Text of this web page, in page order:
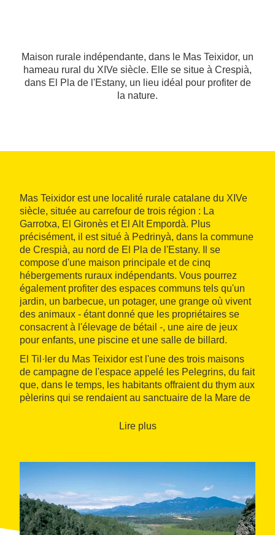
Maison rurale indépendante, dans le Mas Teixidor, un
hameau rural du XIVe siècle. Elle se situe à Crespià,
dans El Pla de l'Estany, un lieu idéal pour profiter de
la nature.
Mas Teixidor est une localité rurale catalane du XIVe
siècle, située au carrefour de trois région : La
Garrotxa, El Gironès et El Alt Empordà. Plus
précisément, il est situé à Pedrinyà, dans la commune
de Crespià, au nord de El Pla de l'Estany. Il se
compose d'une maison principale et de cinq
hébergements ruraux indépendants. Vous pourrez
également profiter des espaces communs tels qu'un
jardin, un barbecue, un potager, une grange où vivent
des animaux - étant donné que les propriétaires se
consacrent à l'élevage de bétail -, une aire de jeux
pour enfants, une piscine et une salle de billard.
El Til·ler du Mas Teixidor est l'une des trois maisons
de campagne de l'espace appelé les Pelegrins, du fait
que, dans le temps, les habitants offraient du thym aux
pèlerins qui se rendaient au sanctuaire de la Mare de
la randonnée, la marche à pied, le VTT, l'équitation,
Lire plus